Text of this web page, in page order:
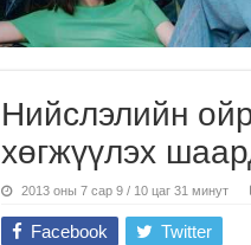
Нийслэлийн
хөгжүүлэх
2013 оны 7 сар 9 / 10 цаг 31 минут
Facebook Twitter